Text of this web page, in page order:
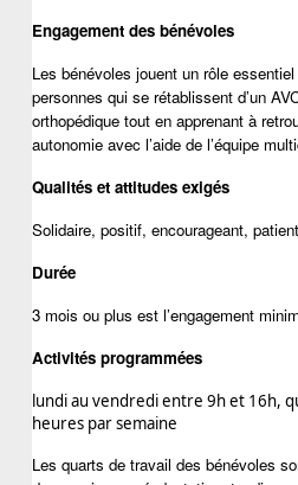
Engagement des bénévoles
Les bénévoles jouent un rôle
personnes qui se rétablissent d’un
orthopédique tout en apprenant à
autonomie avec l’aide de l’équipe
Qualités et attitudes exigés
Solidaire, positif, encourageant,
Durée
3 mois ou plus est l’engagement
Activités programmées
lundi au vendredi entre 9h et 16h,
heures par semaine
Les quarts de travail des bénévoles